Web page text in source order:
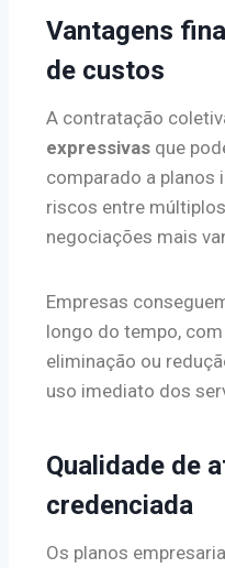
Vantagens
de custos
A contratação
expressivas que
comparado a planos
riscos entre
negociações mais
Empresas
longo do tempo,
eliminação ou
uso imediato dos
Qualidade de
credenciada
Os planos